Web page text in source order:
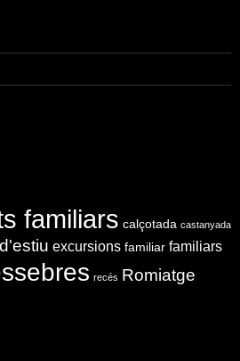
familiars calçotada castanyada
excursions familiar familiars
recés Romiatge